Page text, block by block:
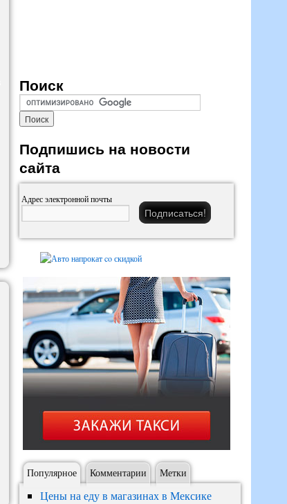
Поиск
Подпишись на новости
сайта
Адрес электронной почты
Популярное Комментарии Метки
Цены на еду в магазинах в Мексике